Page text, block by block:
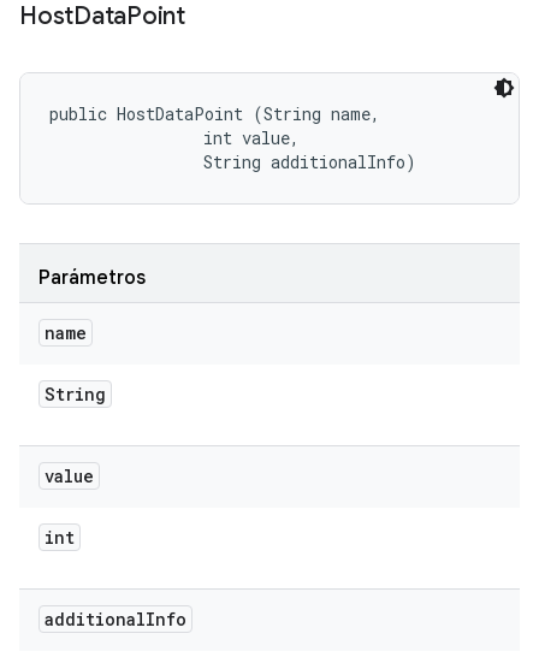
HostDataPoint
public HostDataPoint (String name,
                int value,
                String additionalInfo)
Parámetros
name
String
value
int
additionalInfo